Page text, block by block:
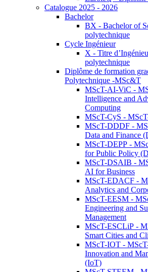
Catalogue 2025 - 2026
Bachelor
BX - Bachelor of
polytechnique
Cycle Ingénieur
X - Titre
polytechnique
Diplôme de formation
Polytechnique -MSc&T
MScT-AI-ViC -
Intelligence and
Computing
MScT-CyS -
MScT-DDDF -
Data and Finance
MScT-DEPP -
for Public Policy
MScT-DSAIB -
AI for Business
MScT-EDACF -
Analytics and
MScT-EESM -
Engineering and
Management
MScT-ESCLiP -
Smart Cities and
MScT-IOT -
Innovation and
(IoT)